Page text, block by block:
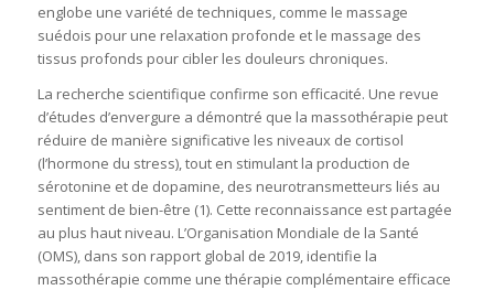
englobe une variété de techniques, comme le massage
suédois pour une relaxation profonde et le massage des
tissus profonds pour cibler les douleurs chroniques.
La recherche scientifique confirme son efficacité. Une revue
d’études d’envergure a démontré que la massothérapie peut
réduire de manière significative les niveaux de cortisol
(l’hormone du stress), tout en stimulant la production de
sérotonine et de dopamine, des neurotransmetteurs liés au
sentiment de bien-être (1). Cette reconnaissance est partagée
au plus haut niveau. L’Organisation Mondiale de la Santé
(OMS), dans son rapport global de 2019, identifie la
massothérapie comme une thérapie complémentaire efficace